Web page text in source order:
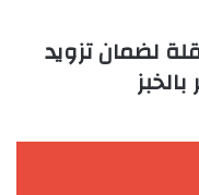
لضمان تزويد